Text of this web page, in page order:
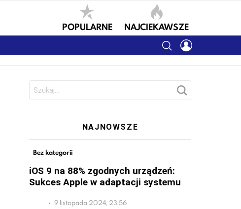
POPULARNE NAJCIEKAWSZE
SEARCH
NAJNOWSZE
Bez kategorii
iOS 9 na 88% zgodnych urządzeń:
Sukces Apple w adaptacji systemu
9 listopada 2024, 23:56